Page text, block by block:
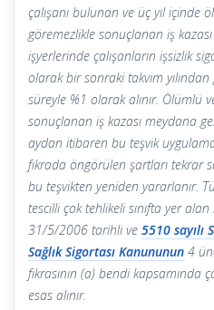
çalışanı bulunan ve üç yıl içinde
göremezlikle sonuçlanan iş
işyerlerinde çalışanların işsizlik
olarak bir sonraki takvim
süreyle %1 olarak alınır. Ölümlü
sonuçlanan iş kazası meydana
aydan itibaren bu teşvik
fıkrada öngörülen şartları tekrar
bu teşvikten yeniden yararlanır.
tescilli çok tehlikeli sınıfta yer
31/5/2006 tarihli ve 5510 sayılı
Sağlık Sigortası Kanununun 4
fıkrasının (a) bendi kapsamında
esas alınır.